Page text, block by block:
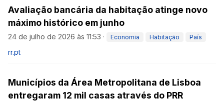
Avaliação bancária da habitação atinge novo
máximo histórico em junho
24 de julho de 2026 às 11:53 · Economia Habitação País
rr.pt
Municípios da Área Metropolitana de Lisboa
entregaram 12 mil casas através do PRR